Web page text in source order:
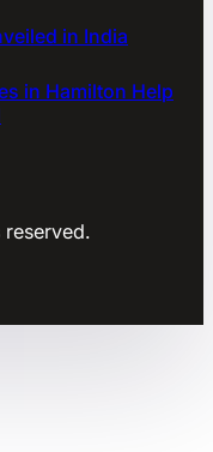
in India
in Hamilton Help